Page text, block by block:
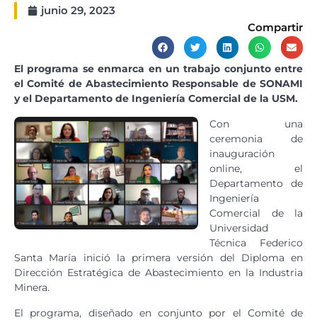
junio 29, 2023
Compartir
El programa se enmarca en un trabajo conjunto entre
el Comité de Abastecimiento Responsable de SONAMI
y el Departamento de Ingeniería Comercial de la USM.
Con una
ceremonia de
inauguración
online, el
Departamento de
Ingeniería
Comercial de la
Universidad
Técnica Federico
Santa María inició la primera versión del Diploma en
Dirección Estratégica de Abastecimiento en la Industria
Minera.
El programa, diseñado en conjunto por el Comité de